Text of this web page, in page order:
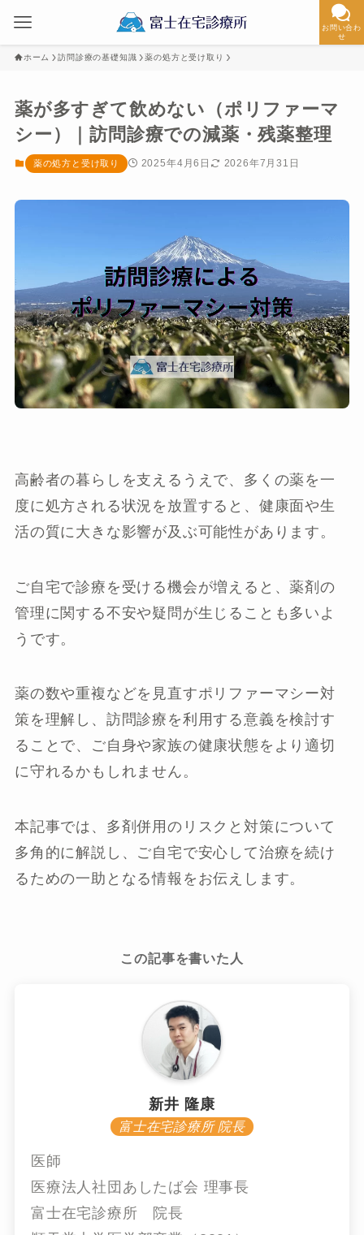
お問い合わ
せ
ホーム 訪問診療の基礎知識 薬の処方と受け取り
薬が多すぎて飲めない（ポリファーマ
シー）｜訪問診療での減薬・残薬整理
薬の処方と受け取り 2025年4月6日 2026年7月31日
高齢者の暮らしを支えるうえで、多くの薬を一
度に処方される状況を放置すると、健康面や生
活の質に大きな影響が及ぶ可能性があります。
ご自宅で診療を受ける機会が増えると、薬剤の
管理に関する不安や疑問が生じることも多いよ
うです。
薬の数や重複などを見直すポリファーマシー対
策を理解し、訪問診療を利用する意義を検討す
ることで、ご自身や家族の健康状態をより適切
に守れるかもしれません。
本記事では、多剤併用のリスクと対策について
多角的に解説し、ご自宅で安心して治療を続け
るための一助となる情報をお伝えします。
この記事を書いた人
新井 隆康
富士在宅診療所 院長
医師
医療法人社団あしたば会 理事長
富士在宅診療所 院長